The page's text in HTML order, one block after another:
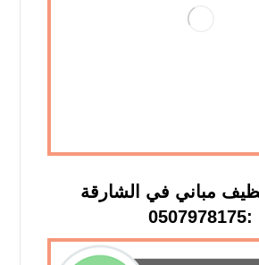
مباني في الشارقة
:0507978175